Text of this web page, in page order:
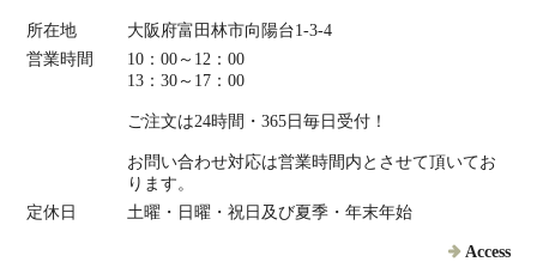
所在地
大阪府富田林市向陽台1-3-4
営業時間
10：00～12：00
13：30～17：00
ご注文は24時間・365日毎日受付！
お問い合わせ対応は営業時間内とさせて頂いてお
ります。
定休日
土曜・日曜・祝日及び夏季・年末年始
Access